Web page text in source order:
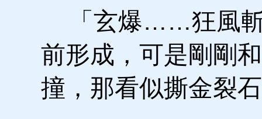
「玄爆……狂風斬
前形成，可是剛剛
撞，那看似撕金裂